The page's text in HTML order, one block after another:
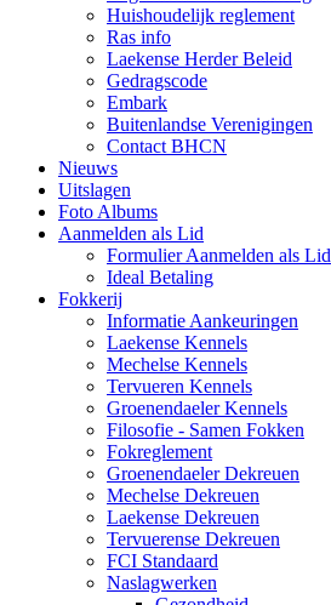
Huishoudelijk reglement
Ras info
Laekense Herder Beleid
Gedragscode
Embark
Buitenlandse Verenigingen
Contact BHCN
Nieuws
Uitslagen
Foto Albums
Aanmelden als Lid
Formulier Aanmelden als Lid
Ideal Betaling
Fokkerij
Informatie Aankeuringen
Laekense Kennels
Mechelse Kennels
Tervueren Kennels
Groenendaeler Kennels
Filosofie - Samen Fokken
Fokreglement
Groenendaeler Dekreuen
Mechelse Dekreuen
Laekense Dekreuen
Tervuerense Dekreuen
FCI Standaard
Naslagwerken